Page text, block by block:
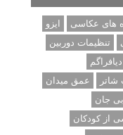
های عکاسی
ایزو
تنظیمات دوربین
عمق میدان
جان
از کودکان